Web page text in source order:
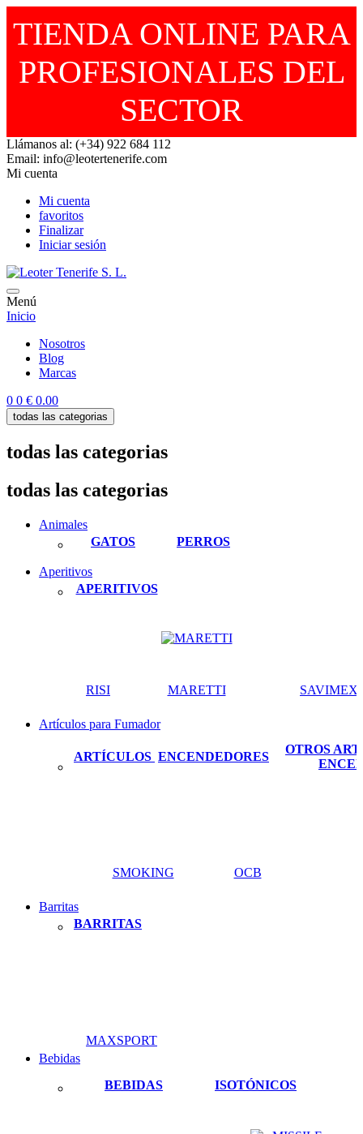
TIENDA ONLINE PARA
PROFESIONALES DEL
SECTOR
Llámanos al: (+34) 922 684 112
Email: info@leotertenerife.com
Mi cuenta
Mi cuenta
favoritos
Finalizar
Iniciar sesión
Menú
Inicio
Nosotros
Blog
Marcas
0 0 € 0.00
todas las categorias
todas las categorias
todas las categorias
Animales
GATOS
PERROS
Aperitivos
APERITIVOS
RISI MARETTI SAVIMEX
Artículos para Fumador
ARTÍCULOS ENCENDEDORES
OTROS
SMOKING OCB
Barritas
BARRITAS
MAXSPORT
Bebidas
BEBIDAS
ISOTÓNICOS